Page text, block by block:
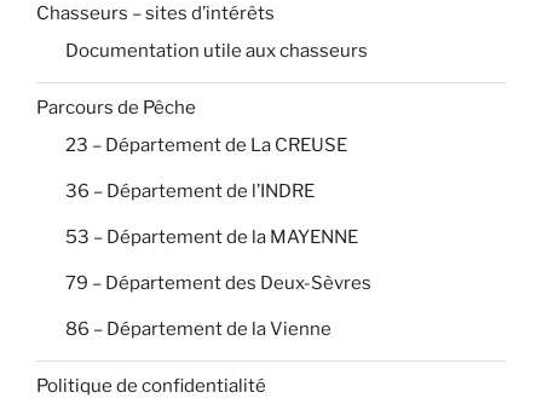
Chasseurs – sites d’intérêts
Documentation utile aux chasseurs
Parcours de Pêche
23 – Département de La CREUSE
36 – Département de l’INDRE
53 – Département de la MAYENNE
79 – Département des Deux-Sèvres
86 – Département de la Vienne
Politique de confidentialité